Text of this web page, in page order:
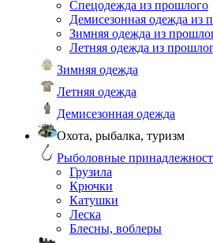
Спецодежда из прошлого
Демисезонная одежда из
Зимняя одежда из
Летняя одежда из
Зимняя одежда
Летняя одежда
Демисезонная одежда
Охота, рыбалка, туризм
Рыболовные
Грузила
Крючки
Катушки
Леска
Блесны, воблеры